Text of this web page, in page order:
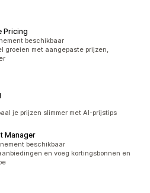
Pricing
beschikbaar
groeien met aangepaste prijzen,
je prijzen slimmer met AI-prijstips
Manager
beschikbaar
en voeg kortingsbonnen en